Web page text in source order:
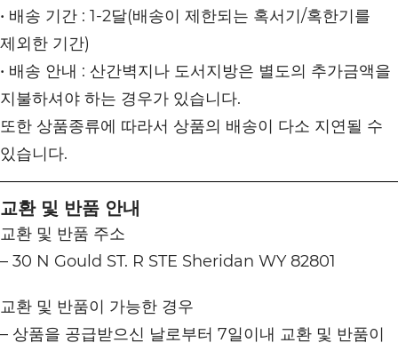
• 배송 기간 : 1-2달(배송이 제한되는 혹서기/혹한기를
제외한 기간)
• 배송 안내 : 산간벽지나 도서지방은 별도의 추가금액을
지불하셔야 하는 경우가 있습니다.
또한 상품종류에 따라서 상품의 배송이 다소 지연될 수
있습니다.
교환 및 반품 안내
교환 및 반품 주소
– 30 N Gould ST. R STE Sheridan WY 82801
교환 및 반품이 가능한 경우
– 상품을 공급받으신 날로부터 7일이내 교환 및 반품이